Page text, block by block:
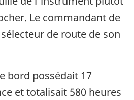
Le commandant de
de route de son
bord possédait 17
et totalisait 580 heures